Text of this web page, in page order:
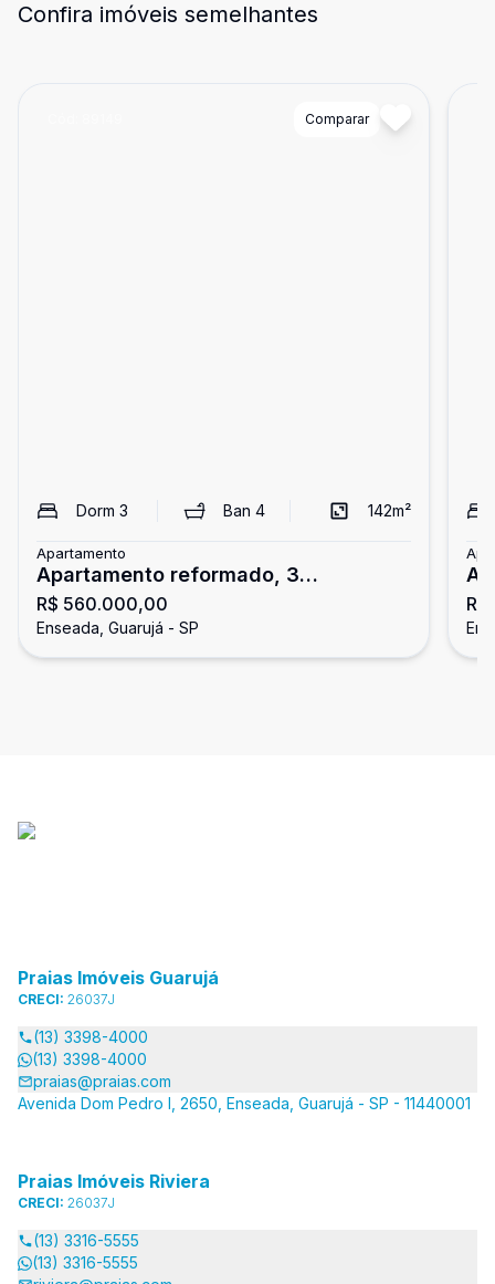
Confira imóveis semelhantes
Comparar
Dorm 3 Ban 4 142m²
Apartamento
Apartamento reformado, 3
dormitórios, Enseada, Guarujá
R$ 560.000,00
Enseada, Guarujá - SP
3
Praias Imóveis Guarujá
CRECI: 26037J
(13) 3398-4000
(13) 3398-4000
praias@praias.com
Avenida Dom Pedro I, 2650, Enseada, Guarujá - SP - 11440001
Praias Imóveis Riviera
CRECI: 26037J
(13) 3316-5555
(13) 3316-5555